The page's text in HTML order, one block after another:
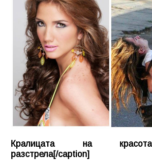
Кралицата на
разстрела[/caption]